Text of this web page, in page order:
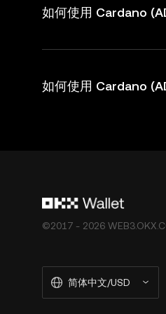
如何使用 Cardano
如何使用 Cardano
©2017 - 2026
简体中文/USD